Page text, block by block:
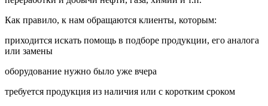
Как правило, к нам обращаются клиенты, которым:
приходится искать помощь в подборе продукции, его аналога
или замены
оборудование нужно было уже вчера
требуется продукция из наличия или с коротким сроком